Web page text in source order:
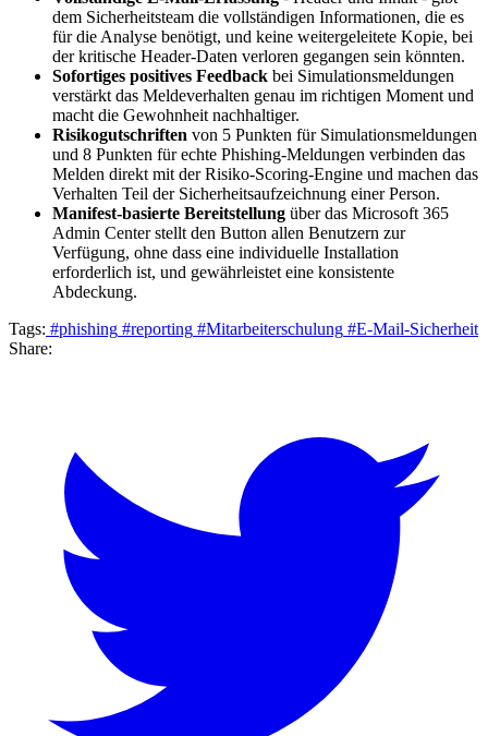
dem Sicherheitsteam die vollständigen Informationen, die es
für die Analyse benötigt, und keine weitergeleitete Kopie, bei
der kritische Header-Daten verloren gegangen sein könnten.
Sofortiges positives Feedback bei Simulationsmeldungen
verstärkt das Meldeverhalten genau im richtigen Moment und
macht die Gewohnheit nachhaltiger.
Risikogutschriften von 5 Punkten für Simulationsmeldungen
und 8 Punkten für echte Phishing-Meldungen verbinden das
Melden direkt mit der Risiko-Scoring-Engine und machen das
Verhalten Teil der Sicherheitsaufzeichnung einer Person.
Manifest-basierte Bereitstellung über das Microsoft 365
Admin Center stellt den Button allen Benutzern zur
Verfügung, ohne dass eine individuelle Installation
erforderlich ist, und gewährleistet eine konsistente
Abdeckung.
Tags: #phishing #reporting #Mitarbeiterschulung #E-Mail-Sicherheit
Share: